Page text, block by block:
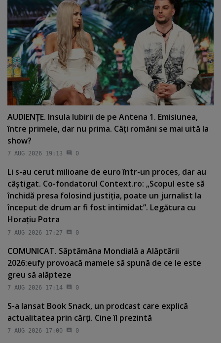
AUDIENŢE. Insula Iubirii de pe Antena 1. Emisiunea,
între primele, dar nu prima. Câţi români se mai uită la
show?
7 AUG 2026 19:13 0
Li s-au cerut milioane de euro într-un proces, dar au
câştigat. Co-fondatorul Context.ro: „Scopul este să
închidă presa folosind justiţia, poate un jurnalist la
început de drum ar fi fost intimidat”. Legătura cu
Horaţiu Potra
7 AUG 2026 17:27 0
COMUNICAT. Săptămâna Mondială a Alăptării
2026:eufy provoacă mamele să spună de ce le este
greu să alăpteze
7 AUG 2026 17:14 0
S-a lansat Book Snack, un prodcast care explică
actualitatea prin cărţi. Cine îl prezintă
7 AUG 2026 17:00 0